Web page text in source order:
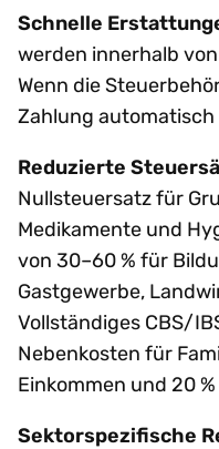
Schnelle
werden innerhalb
Wenn die
Zahlung automatisch
Reduzierte
Nullsteuersatz für
Medikamente und
von 30–60 % für
Gastgewerbe,
Vollständiges CBS/
Nebenkosten für
Einkommen und 20
Sektorspezifische